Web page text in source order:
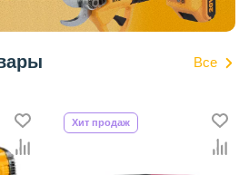
Все
Хит продаж